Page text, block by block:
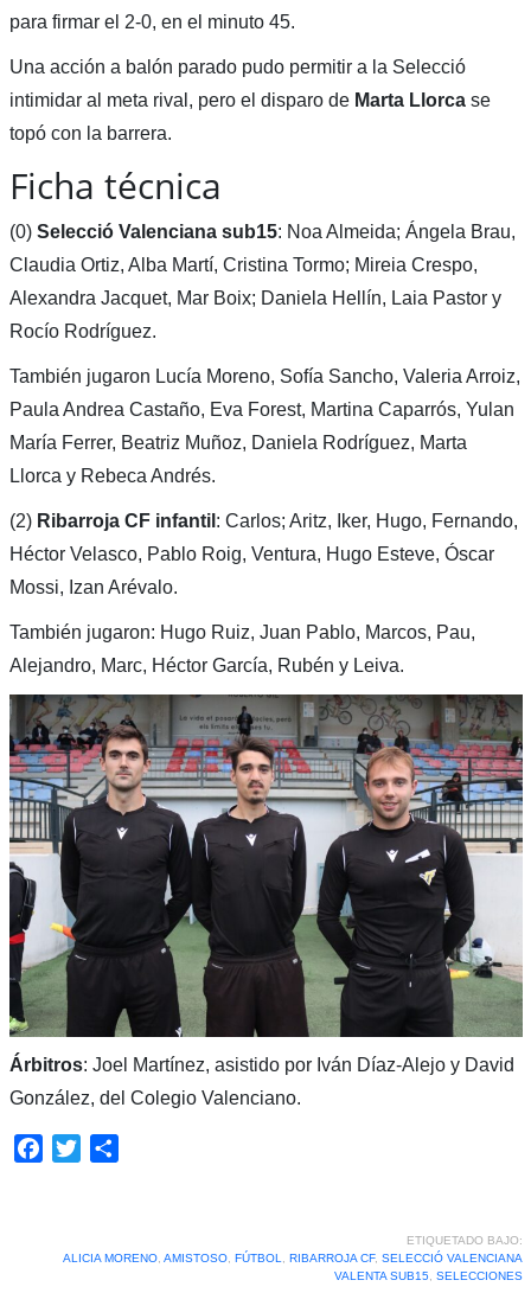
para firmar el 2-0, en el minuto 45.
Una acción a balón parado pudo permitir a la Selecció
intimidar al meta rival, pero el disparo de Marta Llorcase
topó con la barrera.
Ficha técnica
(0) Selecció Valenciana sub15: Noa Almeida; Ángela Brau,
Claudia Ortiz, Alba Martí, Cristina Tormo; Mireia Crespo,
Alexandra Jacquet, Mar Boix; Daniela Hellín, Laia Pastor y
Rocío Rodríguez.
También jugaron Lucía Moreno, Sofía Sancho, Valeria Arroiz,
Paula Andrea Castaño, Eva Forest, Martina Caparrós, Yulan
María Ferrer, Beatriz Muñoz, Daniela Rodríguez, Marta
Llorca y Rebeca Andrés.
(2) Ribarroja CF infantil : Carlos; Aritz, Iker, Hugo, Fernando,
Héctor Velasco, Pablo Roig, Ventura, Hugo Esteve, Óscar
Mossi, Izan Arévalo.
También jugaron: Hugo Ruiz, Juan Pablo, Marcos, Pau,
Alejandro, Marc, Héctor García, Rubén y Leiva.
Árbitros: Joel Martínez, asistido por Iván Díaz-Alejo y David
González, del Colegio Valenciano.
Facebook
Twitter
ETIQUETADO BAJO:
ALICIA MORENO, AMISTOSO, FÚTBOL RIBARROJA CF, SELECCIÓ VALENCIANA
VALENTA SUB15, SELECCIONES